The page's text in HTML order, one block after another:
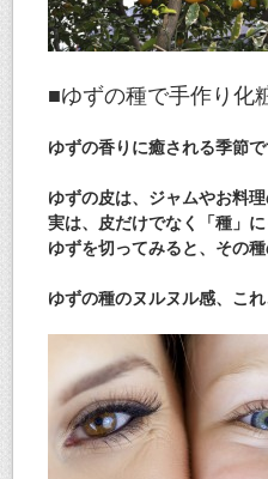
■ゆずの種で手作り化
ゆずの香りに癒される季節で
ゆずの皮は、ジャムやお料
実は、皮だけでなく「種」
ゆずを切ってみると、その種
ゆずの種のヌルヌル感、こ